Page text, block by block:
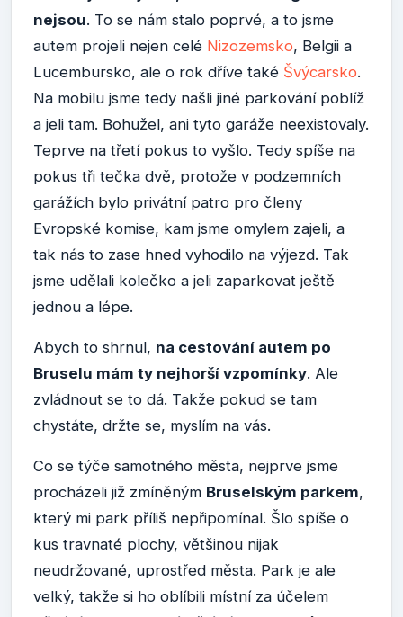
nejsou. To se nám stalo poprvé, a to jsme
autem projeli nejen celé Nizozemsko, Belgii a
Lucembursko, ale o rok dříve také Švýcarsko.
Na mobilu jsme tedy našli jiné parkování poblíž
a jeli tam. Bohužel, ani tyto garáže neexistovaly.
Teprve na třetí pokus to vyšlo. Tedy spíše na
pokus tři tečka dvě, protože v podzemních
garážích bylo privátní patro pro členy
Evropské komise, kam jsme omylem zajeli, a
tak nás to zase hned vyhodilo na výjezd. Tak
jsme udělali kolečko a jeli zaparkovat ještě
jednou a lépe.
Abych to shrnul, na cestování autem po
Bruselu mám ty nejhorší vzpomínky. Ale
zvládnout se to dá. Takže pokud se tam
chystáte, držte se, myslím na vás.
Co se týče samotného města, nejprve jsme
procházeli již zmíněným Bruselským parkem,
který mi park příliš nepřipomínal. Šlo spíše o
kus travnaté plochy, většinou nijak
neudržované, uprostřed města. Park je ale
velký, takže si ho oblíbili místní za účelem